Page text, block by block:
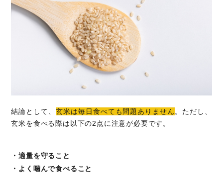
結論として、玄米は毎日食べても問題ありません 。ただし、
玄米を食べる際は以下の2点に注意が必要です。
・適量を守ること
・よく噛んで食べること